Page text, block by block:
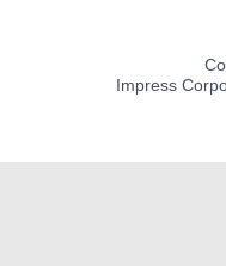
Impress